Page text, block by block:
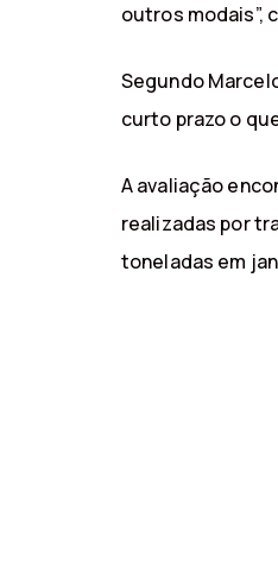
outros modais”,
Segundo
curto prazo o
A avaliação
realizadas por
toneladas em